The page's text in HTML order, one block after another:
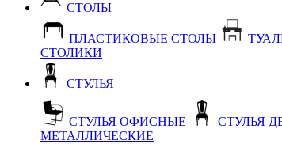
СТОЛЫ
ПЛАСТИКОВЫЕ СТОЛЫ
СТОЛИКИ
СТУЛЬЯ
СТУЛЬЯ ОФИСНЫЕ СТУЛЬЯ
МЕТАЛЛИЧЕСКИЕ